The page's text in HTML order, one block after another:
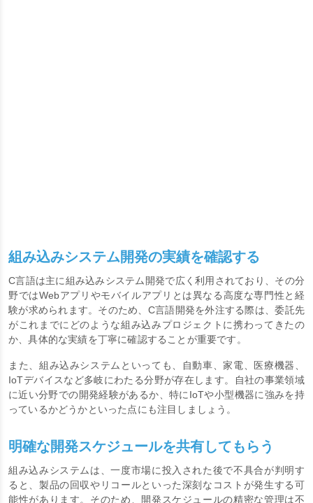
組み込みシステム開発の実績を確認する
C言語は主に組み込みシステム開発で広く利用されており、その分
野ではWebアプリやモバイルアプリとは異なる高度な専門性と経
験が求められます。そのため、C言語開発を外注する際は、委託先
か、具体的な実績を丁寧に確認することが重要です。
また、組み込みシステムといっても、自動車、家電、医療機器、
IoTデバイスなど多岐にわたる分野が存在します。自社の事業領域
明確な開発スケジュールを共有してもらう
組み込みシステムは、一度市場に投入された後で不具合が判明す